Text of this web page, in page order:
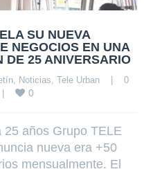
SU NUEVA
NEGOCIOS EN UNA
DE 25 ANIVERSARIO
Noticias Tele Urban |
0
| 0
años Grupo TELE
nueva era +50
mensualmente. El